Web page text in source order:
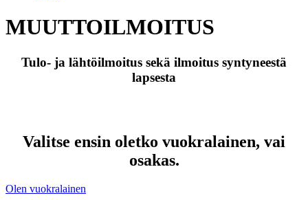
MUUTTOILMOITUS
Tulo- ja lähtöilmoitus sekä ilmoitus syntyneestä
lapsesta
Valitse ensin oletko vuokralainen, vai
osakas.
Olen vuokralainen